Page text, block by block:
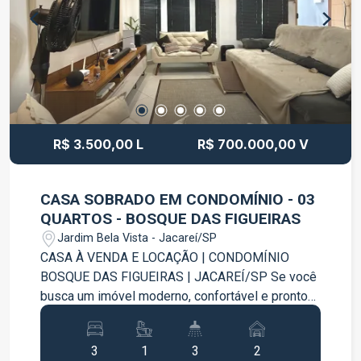
vias da cidade. Entre em contato para mais
informações e agende sua visita.
R$ 3.500,00 L R$ 700.000,00 V
CASA SOBRADO EM CONDOMÍNIO - 03
QUARTOS - BOSQUE DAS FIGUEIRAS
Jardim Bela Vista - Jacareí/SP
CASA À VENDA E LOCAÇÃO | CONDOMÍNIO
BOSQUE DAS FIGUEIRAS | JACAREÍ/SP Se você
busca um imóvel moderno, confortável e pronto
para morar, esta casa no Condomínio Bosque das
Figueiras é a escolha ideal. Com ambientes
integrados, excelente área gourmet e
3 1 3 2